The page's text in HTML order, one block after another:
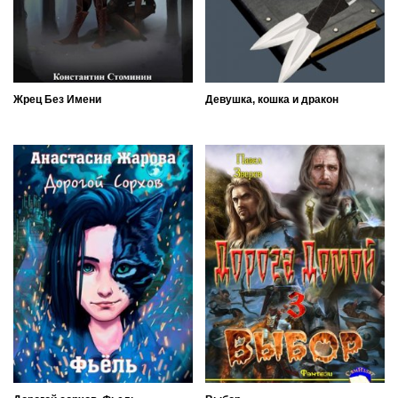
Жрец Без Имени Девушка, кошка и дракон